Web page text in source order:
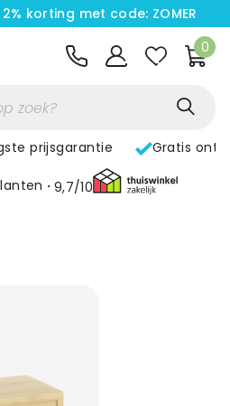
korting met code: ZOMER
0
prijsgarantie Gratis
9,7/10